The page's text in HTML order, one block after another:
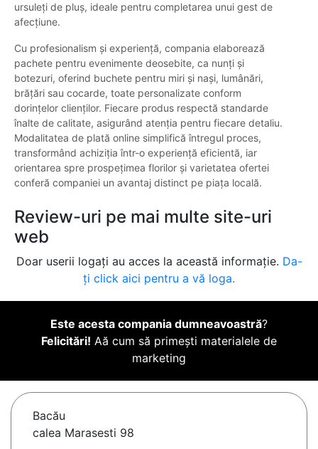
ursuleți de pluș, ideale pentru completarea unui gest de
afecțiune.
Cu profesionalism și experiență, compania elaborează
pachete pentru evenimente deosebite, ca nunți și
botezuri, oferind buchete pentru miri și nași, lumânări,
brățări sau cocarde, toate personalizate conform
dorințelor clienților. Fiecare produs respectă standarde
înalte de calitate, asigurând atenția pentru fiecare detaliu.
Modalitatea de plată online simplifică întregul proces,
transformând achiziția într-o experiență eficientă, iar
orientarea spre prospețimea florilor și varietatea ofertei
conferă companiei un avantaj distinct pe piața locală.
Review-uri pe mai multe site-uri
web
Doar userii logați au acces la această informație. Da-
ți click aici pentru a vă loga.
Este acesta compania dumneavoastră?
Felicitări! Aă cum să primești materialele de
marketing
Bacău
calea Marasesti 98